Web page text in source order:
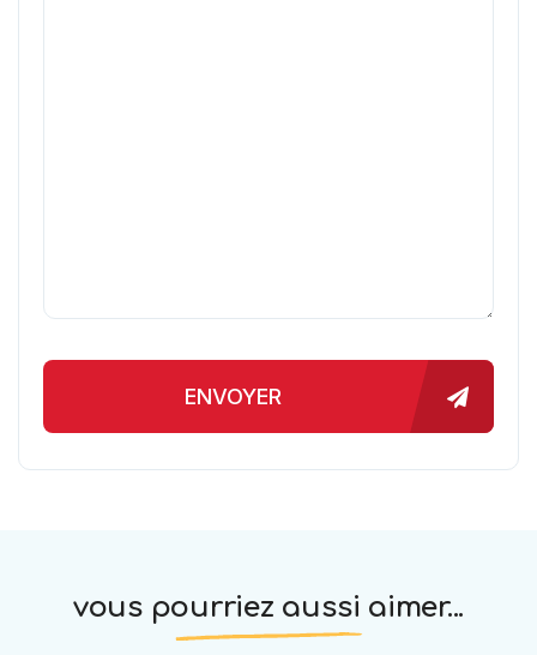
ENVOYER
vous pourriez aussi aimer...